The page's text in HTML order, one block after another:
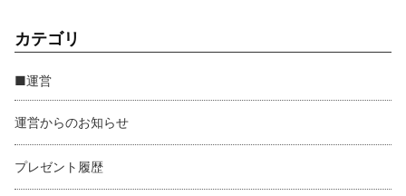
カテゴリ
■運営
運営からのお知らせ
プレゼント履歴